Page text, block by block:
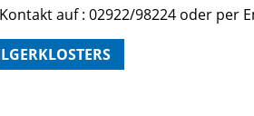
auf : 02922/98224 oder per